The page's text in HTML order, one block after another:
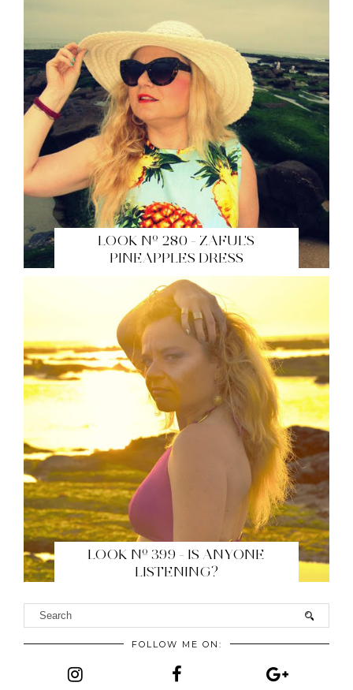
LOOK Nº 280 - ZAFUL'S
PINEAPPLES DRESS
LOOK Nº 399 - IS ANYONE
LISTENING?
FOLLOW ME ON: